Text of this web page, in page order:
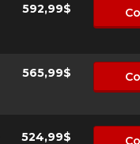
592,99$
565,99$
524,99$